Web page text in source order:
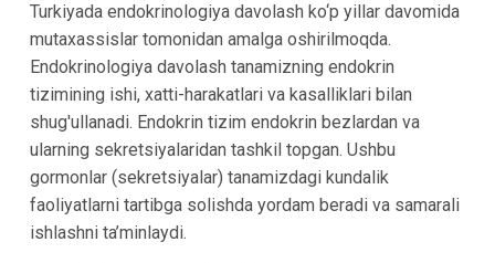
Turkiyada endokrinologiya davolash ko‘p yillar davomida
mutaxassislar tomonidan amalga oshirilmoqda.
Endokrinologiya davolash tanamizning endokrin
tizimining ishi, xatti-harakatlari va kasalliklari bilan
shug'ullanadi. Endokrin tizim endokrin bezlardan va
ularning sekretsiyalaridan tashkil topgan. Ushbu
gormonlar (sekretsiyalar) tanamizdagi kundalik
faoliyatlarni tartibga solishda yordam beradi va samarali
ishlashni ta’minlaydi.